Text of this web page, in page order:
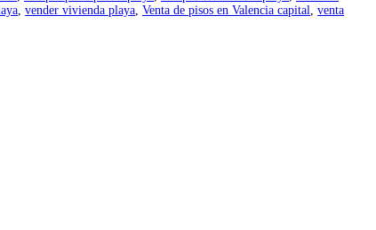
, vender vivienda playa, Venta de pisos en Valencia capital, venta